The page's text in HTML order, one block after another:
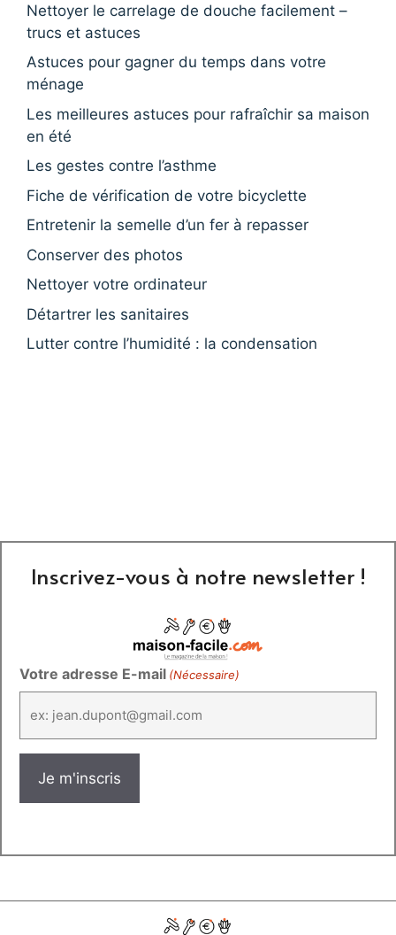
Nettoyer le carrelage de douche facilement –
trucs et astuces
Astuces pour gagner du temps dans votre
ménage
Les meilleures astuces pour rafraîchir sa maison
en été
Les gestes contre l’asthme
Fiche de vérification de votre bicyclette
Entretenir la semelle d’un fer à repasser
Conserver des photos
Nettoyer votre ordinateur
Détartrer les sanitaires
Lutter contre l’humidité : la condensation
Inscrivez-vous à notre newsletter !
Votre adresse E-mail (Nécessaire)